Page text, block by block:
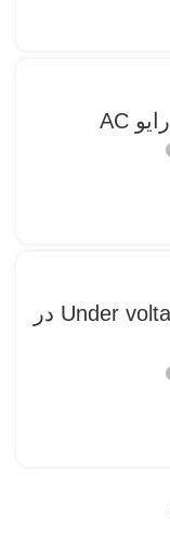
علت وقوع و روش رفع ارور Under voltage در